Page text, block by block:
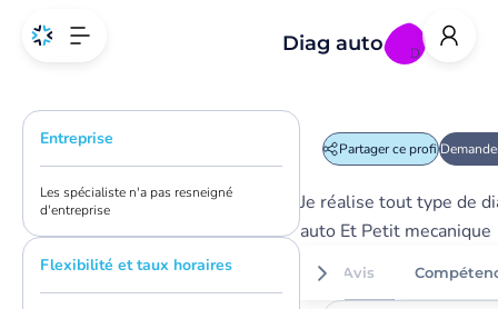
Entreprise
Les spécialiste n'a pas resneigné
d'entreprise
Flexibilité et taux horaires
D
Diag auto
Partager ce profil
Je réalise tout type de
auto Et Petit mecanique
Avis